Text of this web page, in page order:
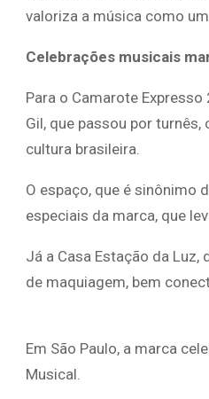
valoriza a música como
Celebrações musicais
Para o Camarote
Gil, que passou por
cultura brasileira.
O espaço, que é sinônimo
especiais da marca, que
Já a Casa Estação da
de maquiagem, bem
Em São Paulo, a marca
Musical.